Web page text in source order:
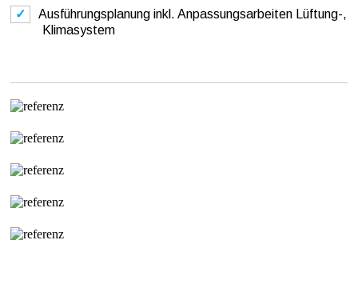
Ausführungsplanung inkl. Anpassungsarbeiten Lüftung-,
Klimasystem